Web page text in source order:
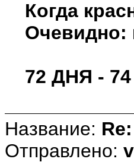
Когда
Очевидно:
72 ДНЯ -
Название:
Отправлено: